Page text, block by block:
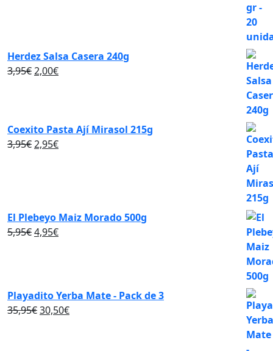
Herdez Salsa Casera 240g
3,95€ El
3,95€.
2,00€El
2,00€.
Coexito Pasta Ají Mirasol 215g
3,95€ El
2,95€El
El Plebeyo Maiz Morado 500g
5,95€El
5,95€.
4,95€El
4,95€.
Playadito Yerba Mate - Pack de 3
35,95€El
30,50€El